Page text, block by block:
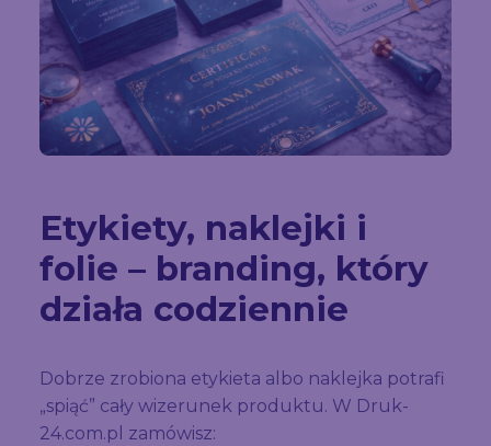
Etykiety, naklejki i
folie – branding, który
działa codziennie
Dobrze zrobiona etykieta albo naklejka potrafi
„spiąć” cały wizerunek produktu. W Druk-
24.com.pl zamówisz: